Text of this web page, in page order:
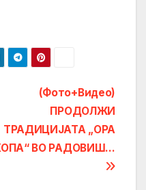
(Фото+Видео)
ПРОДОЛЖИ
ТРАДИЦИЈАТА „ОРА
ВО РАДОВИШ…